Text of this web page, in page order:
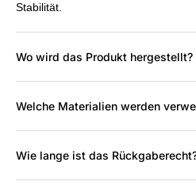
Stabilität.
Wo wird das Produkt hergestellt?
Welche Materialien werden
Wie lange ist das